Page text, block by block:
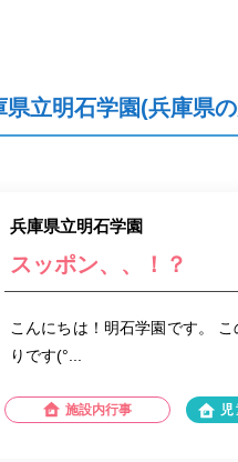
県立明石学園(兵庫県
兵庫県立明石学園
スッポン、、！？
こんにちは！明石学園です。
りです(°...
施設内行事